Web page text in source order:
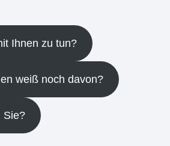
Ihnen zu tun?
weiß noch davon?
Sie?